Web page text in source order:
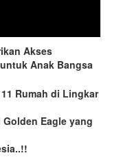
Akses
Anak Bangsa
Rumah di Lingkar
Golden Eagle yang